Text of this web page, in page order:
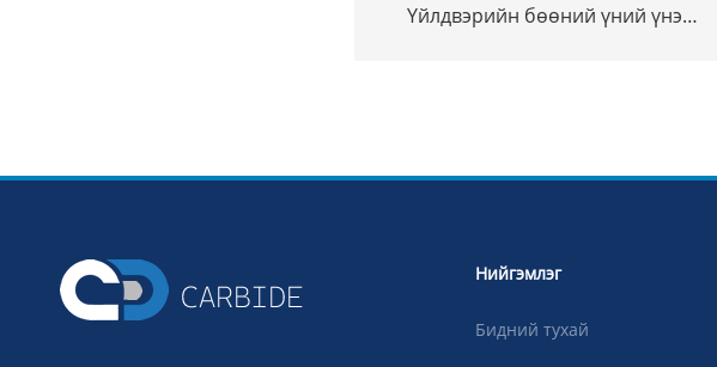
Үйлдвэрийн бөөний үний үнэ
тэмдэглэх
Нийгэмлэг
Бидний тухай